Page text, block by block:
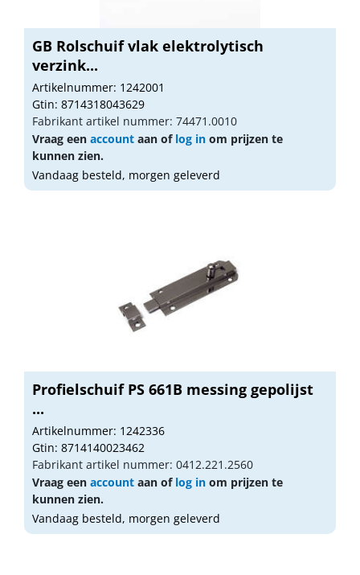
GB Rolschuif vlak elektrolytisch
verzink...
Artikelnummer: 1242001
Gtin: 8714318043629
Fabrikant artikel nummer: 74471.0010
Vraag een account aan of log in om prijzen te
kunnen zien.
Vandaag besteld, morgen geleverd
Profielschuif PS 661B messing gepolijst
...
Artikelnummer: 1242336
Gtin: 8714140023462
Fabrikant artikel nummer: 0412.221.2560
Vraag een account aan of log in om prijzen te
kunnen zien.
Vandaag besteld, morgen geleverd